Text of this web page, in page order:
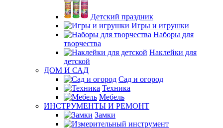
Детский праздник
Игры и игрушки
Наборы для
творчества
Наклейки для
детской
ДОМ И САД
Сад и огород
Техника
Мебель
ИНСТРУМЕНТЫ И РЕМОНТ
Замки